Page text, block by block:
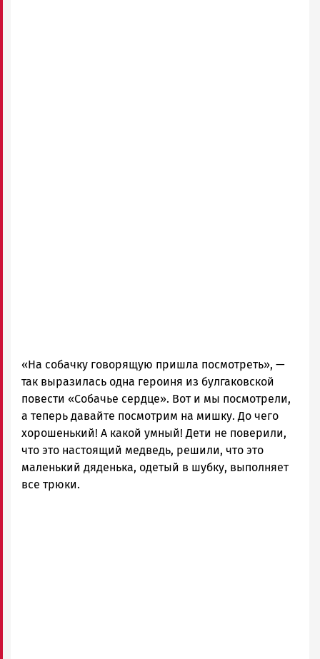
«На собачку говорящую пришла посмотреть», —
так выразилась одна героиня из булгаковской
повести «Собачье сердце». Вот и мы посмотрели,
а теперь давайте посмотрим на мишку. До чего
хорошенький! А какой умный! Дети не поверили,
что это настоящий медведь, решили, что это
маленький дяденька, одетый в шубку, выполняет
все трюки.